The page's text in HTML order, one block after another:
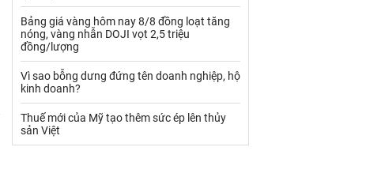
Thủy hải sản khác Tôm
Vàng
VLXD khác
Xi măng - Clynker
Bảng giá vàng hôm nay 8/8 đồng loạt tăng
nóng, vàng nhẫn DOJI vọt 2,5 triệu
đồng/lượng
Vì sao bỗng dưng đứng tên doanh nghiệp, hộ
kinh doanh?
Thuế mới của Mỹ tạo thêm sức ép lên thủy
sản Việt